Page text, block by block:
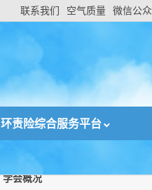
联系我们 空气质量 微信公
环责险综合服务平台
学会概况